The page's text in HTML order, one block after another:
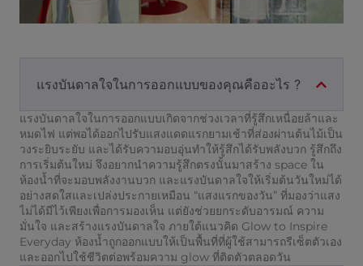
แรงบันดาลใจในการออกแบบของคุณคืออะไร ?
แรงบันดาลใจในการออกแบบเกิดจากช่วงเวลาที่รู้สึกเหนื่อยล้าและ
หมดไฟ แต่พอได้ออกไปรับแสงแดดแรกยามเช้าที่ส่องผ่านต้นไม้เป็น
วงระยิบระยับ และได้รับความอบอุ่นทำให้รู้สึกได้รับพลังบวก รู้สึกถึง
การเริ่มต้นใหม่ จึงอยากนำความรู้สึกตรงนั้นมาสร้าง space ใน
ห้องน้ำที่จะมอบพลังงานบวก และแรงบันดาลใจให้เริ่มต้นวันใหม่ได้
อย่างสดใสและเปล่งประกายเหมือน “แสงแรกของวัน” ที่มองว่าแสง
ไม่ได้มีไว้เพียงเพื่อการมองเห็น แต่ยังช่วยยกระดับอารมณ์ ความ
มั่นใจ และสร้างแรงบันดาลใจ ภายใต้แนวคิด Glow to Inspire
Everyday ห้องน้ำถูกออกแบบให้เป็นพื้นที่ที่ผู้ใช้สามารถรีเซ็ตตัวเอง
และออกไปใช้ชีวิตต่อพร้อมความ glow ที่ติดตัวตลอดวัน